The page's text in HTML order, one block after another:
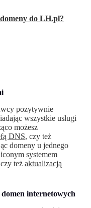
do LH.pl?
pozytywnie
wszystkie usługi
możesz
DNS, czy też
domeny u jednego
systemem
też aktualizacją
internetowych